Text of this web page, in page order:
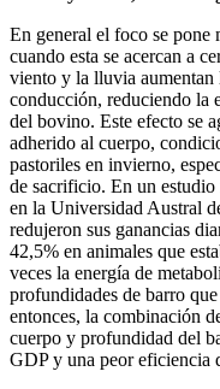
En general el foco se
cuando esta se acercan a
viento y la lluvia
conducción, reduciendo la
del bovino. Este efecto se
adherido al cuerpo,
pastoriles en invierno,
de sacrificio. En un estudio
en la Universidad Austral
redujeron sus ganancias
42,5% en animales que
veces la energía de
profundidades de barro
entonces, la combinación
cuerpo y profundidad del
GDP y una peor eficiencia